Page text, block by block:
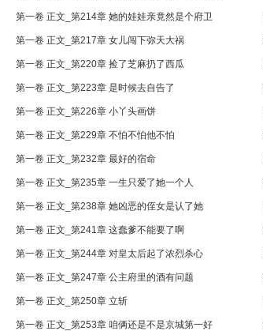
第一卷 正文_第214章 她的娃娃亲竟然是个府卫
第一卷 正文_第217章 女儿闯下弥天大祸
第一卷 正文_第220章 捡了芝麻扔了西瓜
第一卷 正文_第223章 是时候去自告了
第一卷 正文_第226章 小丫头画饼
第一卷 正文_第229章 不怕不怕他不怕
第一卷 正文_第232章 最好的宿命
第一卷 正文_第235章 一生只爱了她一个人
第一卷 正文_第238章 她凶恶的侄女是认了她
第一卷 正文_第241章 这蠢爹不能要了啊
第一卷 正文_第244章 对皇太后起了浓烈杀心
第一卷 正文_第247章 公主府里的酒有问题
第一卷 正文_第250章 立斩
第一卷 正文_第253章 咱俩还是不是京城第一好